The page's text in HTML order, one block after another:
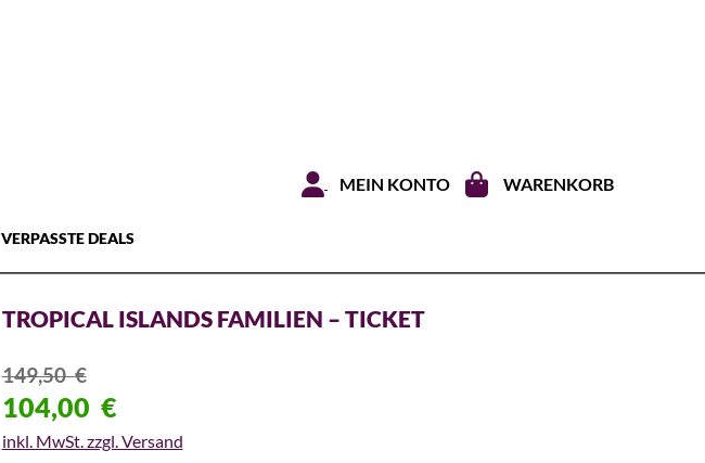
MEIN KONTO WARENKORB
VERPASSTE DEALS
TROPICAL ISLANDS FAMILIEN – TICKET
149,50€
104,00 €
inkl. MwSt. zzgl. Versand